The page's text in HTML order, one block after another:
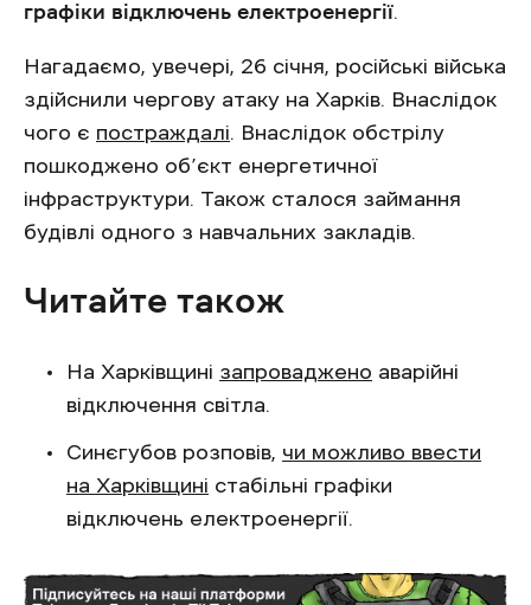
графіки відключень електроенергії.
Нагадаємо, увечері, 26 січня, російські війська
здійснили чергову атаку на Харків. Внаслідок
чого є постраждалі. Внаслідок обстрілу
пошкоджено об’єкт енергетичної
інфраструктури. Також сталося займання
будівлі одного з навчальних закладів.
Читайте також
На Харківщині запроваджено аварійні
відключення світла.
Синєгубов розповів, чи можливо ввести
на Харківщині стабільні графіки
відключень електроенергії.